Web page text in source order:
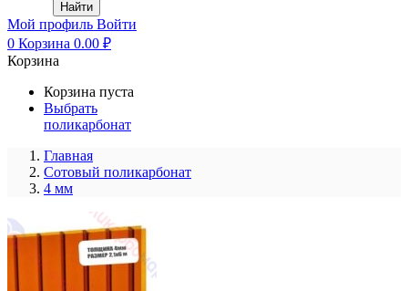
Найти
Мой профиль Войти
0 Корзина 0.00 ₽
Корзина
Корзина пуста
Выбрать
поликарбонат
Главная
Сотовый поликарбонат
4 мм